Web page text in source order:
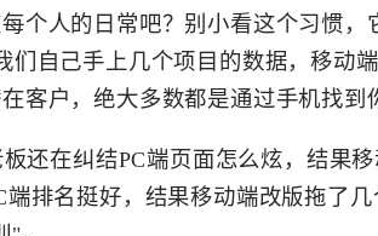
个人的日常吧？别小看这个习惯
们自己手上几个项目的数据，移动
客户，绝大多数都是通过手机找到
还在纠结PC端页面怎么炫，结果
端排名挺好，结果移动端改版拖了